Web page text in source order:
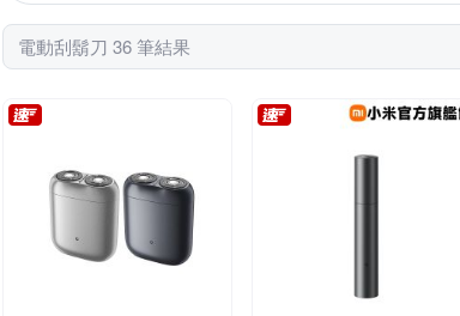
電動刮鬍刀 36 筆結果